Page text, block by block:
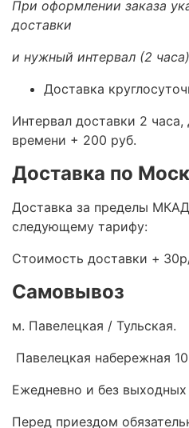
При оформлении заказа
доставки
и нужный интервал (2
Доставка
Интервал доставки 2
времени + 200 руб.
Доставка по
Доставка за пределы
следующему тарифу:
Стоимость доставки +
Самовывоз
м. Павелецкая / Тульская.
Павелецкая набережная
Ежедневно и без
Перед приездом